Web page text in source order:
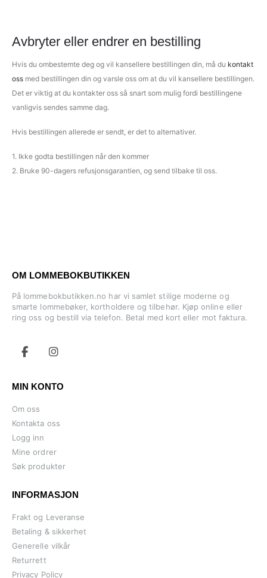
Avbryter eller endrer en bestilling
Hvis du ombestemte deg og vil kansellere bestillingen din, må du kontakt
oss med bestillingen din og varsle oss om at du vil kansellere bestillingen.
Det er viktig at du kontakter oss så snart som mulig fordi bestillingene
vanligvis sendes samme dag.
Hvis bestillingen allerede er sendt, er det to alternativer.
1. Ikke godta bestillingen når den kommer
2. Bruke 90-dagers refusjonsgarantien, og send tilbake til oss.
OM LOMMEBOKBUTIKKEN
På lommebokbutikken.no har vi samlet stilige moderne og
smarte lommebøker, kortholdere og tilbehør. Kjøp online eller
ring oss og bestill via telefon. Betal med kort eller mot faktura.
MIN KONTO
Om oss
Kontakta oss
Logg inn
Mine ordrer
Søk produkter
INFORMASJON
Frakt og Leveranse
Betaling & sikkerhet
Generelle vilkår
Returrett
Privacy Policy